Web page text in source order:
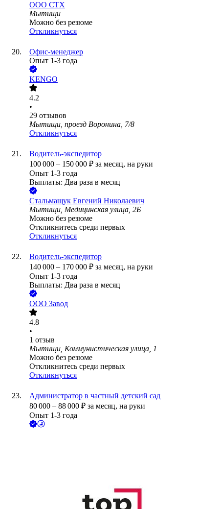
ООО СТХ
Мытищи
Можно без резюме
Откликнуться
Офис-менеджер
Опыт 1-3 года
KENGO
4.2
•
29 отзывов
Мытищи, проезд Воронина, 7/8
Откликнуться
Водитель-экспедитор
100 000 – 150 000 ₽ за месяц, на руки
Опыт 1-3 года
Выплаты: Два раза в месяц
Стальмащук Евгений Николаевич
Мытищи, Медицинская улица, 2Б
Можно без резюме
Откликнитесь среди первых
Откликнуться
Водитель-экспедитор
140 000 – 170 000 ₽ за месяц, на руки
Опыт 1-3 года
Выплаты: Два раза в месяц
ООО Завод
4.8
•
1 отзыв
Мытищи, Коммунистическая улица, 1
Можно без резюме
Откликнитесь среди первых
Откликнуться
Администратор в частный детский сад
80 000 – 88 000 ₽ за месяц, на руки
Опыт 1-3 года